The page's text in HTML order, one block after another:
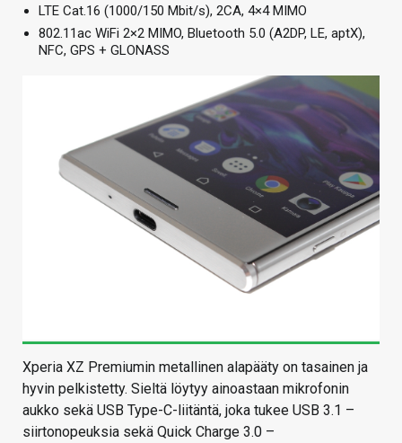
LTE Cat.16 (1000/150 Mbit/s), 2CA, 4×4 MIMO
802.11ac WiFi 2×2 MIMO, Bluetooth 5.0 (A2DP, LE, aptX),
NFC, GPS + GLONASS
Xperia XZ Premiumin metallinen alapääty on tasainen ja
hyvin pelkistetty. Sieltä löytyy ainoastaan mikrofonin
aukko sekä USB Type-C-liitäntä, joka tukee USB 3.1 –
siirtonopeuksia sekä Quick Charge 3.0 –